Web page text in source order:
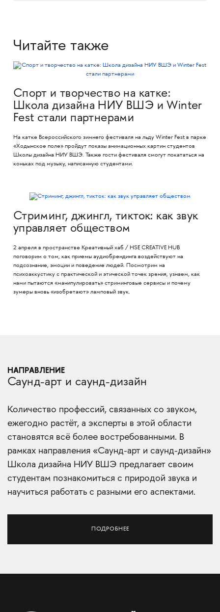
Читайте также
Спорт и творчество на катке:
Школа дизайна НИУ ВШЭ и Winter
Fest стали партнерами
На катке Всероссийского зимнего фестиваля на льду Winter Fest в парке
«Ходынское поле» пройдут показы анимационных картин студентов
Школы дизайна НИУ ВШЭ. Также гости фестиваля смогут покататься на
коньках под музыку, написанную студентами.
Стриминг, джингл, тикток: как звук
управляет обществом
2 апреля в пространстве Креативный хаб / HSE CREATIVE HUB
поговорим о том, как приемы аудиобрендинга воздействуют на
подсознание, эмоции и поведение людей. Посмотрим на
психоаккустику с практической и этической точек зрения, узнаем, как
нами пытаются «манипулировать» стриминговые сервисы и почему
зумеры вновь «изобретают» ламповый звук.
НАПРАВЛЕНИЕ
Саунд-арт и саунд-дизайн
Количество профессий, связанных со звуком,
ежегодно растёт, а эксперты в этой области
становятся всё более востребованными. В
рамках направления «Саунд-арт и саунд-дизайн»
Школа дизайна НИУ ВШЭ предлагает своим
студентам познакомиться с природой звука и
научиться работать с разными его аспектами.
ПОДРОБНЕЕ